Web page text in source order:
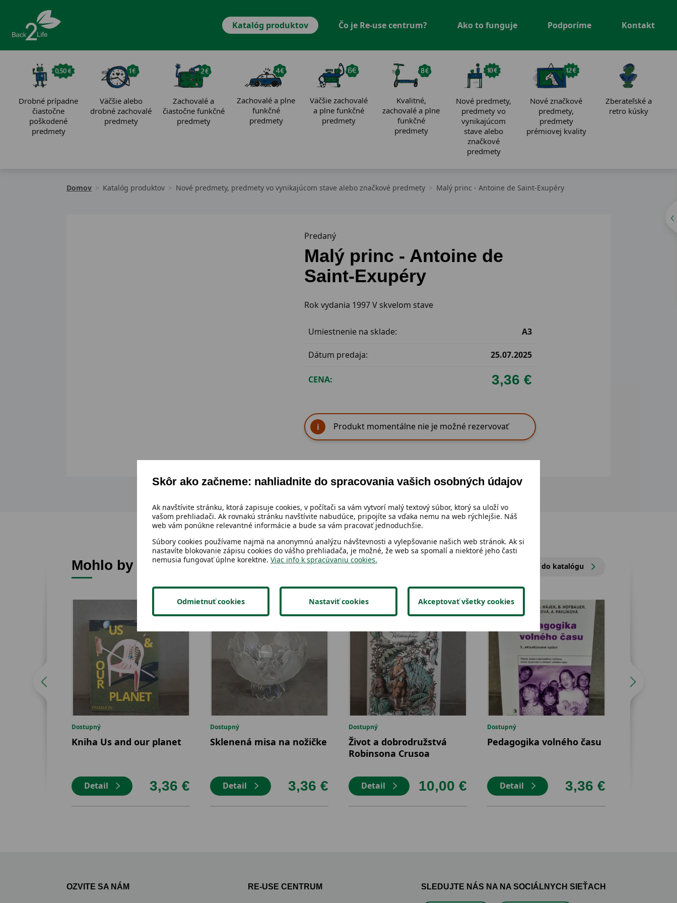
Katalóg produktov Čo je Re-use centrum? Ako to funguje Podporíme Kontakt
Drobné prípadne
čiastočne
poškodené
predmety
Väčšie alebo
drobné zachovalé
predmety
Zachovalé a
čiastočne funkčné
predmety
Zachovalé a plne
funkčné
predmety
Väčšie zachovalé
a plne funkčné
predmety
Kvalitné,
zachovalé a plne
funkčné
predmety
Nové predmety,
predmety vo
vynikajúcom
stave alebo
značkové
predmety
Nové značkové
predmety,
predmety
prémiovej kvality
Zberateľské a
retro kúsky
Domov Katalóg produktov Nové predmety, predmety vo vynikajúcom stave alebo značkové predmety Malý princ - Antoine de Saint-Exupéry
Predaný
Malý princ - Antoine de
Saint-Exupéry
Rok vydania 1997 V skvelom stave
Umiestnenie na sklade: A3
Dátum predaja: 25.07.2025
CENA: 3,36 €
Produkt momentálne nie je možné rezervovať
Mohlo by sa ti páčiť Prejsť do katalógu
Dostupný
Kniha Us and our planet
Detail 3,36 €
Dostupný
Sklenená misa na nožičke
Detail 3,36 €
Dostupný
Život a dobrodružstvá
Robinsona Crusoa
Detail 10,00 €
Dostupný
Pedagogika volného času
Detail 3,36 €
OZVITE SA NÁM RE-USE CENTRUM SLEDUJTE NÁS NA NA SOCIÁLNYCH SIEŤACH
Skôr ako začneme: nahliadnite do spracovania vašich osobných údajov
Ak navštívite stránku, ktorá zapisuje cookies, v počítači sa vám vytvorí malý textový súbor, ktorý sa uloží vo
vašom prehliadači. Ak rovnakú stránku navštívite nabudúce, pripojíte sa vďaka nemu na web rýchlejšie. Náš
web vám ponúkne relevantné informácie a bude sa vám pracovať jednoduchšie.
Súbory cookies používame najmä na anonymnú analýzu návštevnosti a vylepšovanie našich web stránok. Ak si
nastavíte blokovanie zápisu cookies do vášho prehliadača, je možné, že web sa spomalí a niektoré jeho časti
nemusia fungovať úplne korektne. Viac info k spracúvaniu cookies.
Akceptovať všetky cookies
Nastaviť cookies
Odmietnuť cookies